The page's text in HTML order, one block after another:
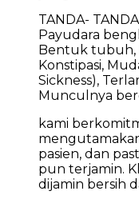
TANDA-
Payudara
Bentuk tubuh,
Konstipasi,
Sickness),
Munculnya
kami
pasien, dan
pun terjamin.
dijamin bersih